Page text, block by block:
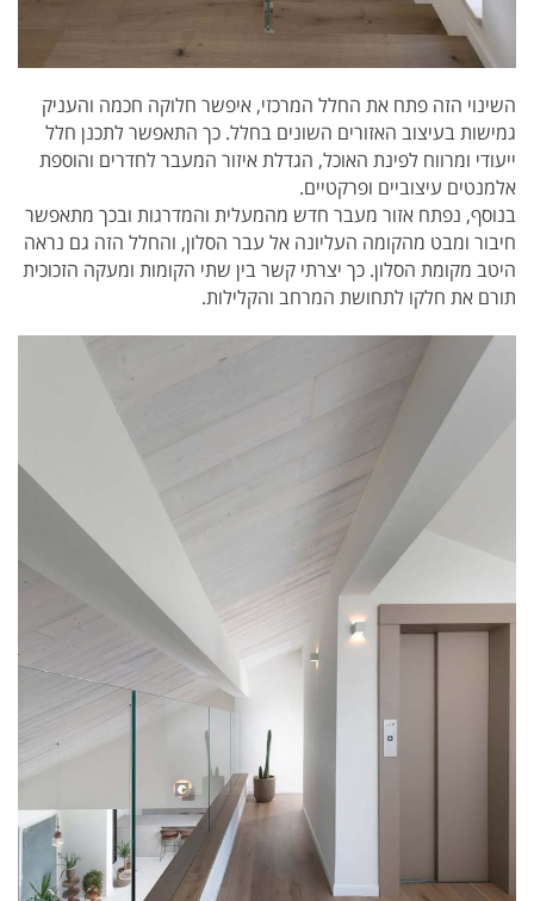
השינוי הזה פתח את החלל המרכזי, איפשר חלוקה חכמה והעניק
גמישות בעיצוב האזורים השונים בחלל. כך התאפשר לתכנן חלל
ייעודי ומרווח לפינת האוכל, הגדלת איזור המעבר לחדרים והוספת
אלמנטים עיצוביים ופרקטיים.
בנוסף, נפתח אזור מעבר חדש מהמעלית והמדרגות ובכך מתאפשר
חיבור ומבט מהקומה העליונה אל עבר הסלון, והחלל הזה גם נראה
היטב מקומת הסלון. כך יצרתי קשר בין שתי הקומות ומעקה הזכוכית
תורם את חלקו לתחושת המרחב והקלילות.